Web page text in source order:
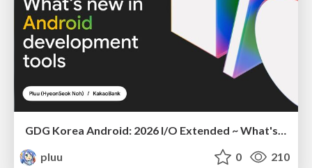
GDG Korea Android: 2026 I/O Extended ~ What's new in Android development tools
pluu
0 210